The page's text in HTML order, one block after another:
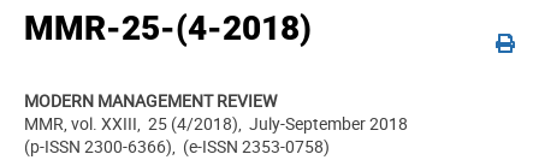
MMR-25-(4-2018)
MODERN MANAGEMENT REVIEW
MMR, vol. XXIII, 25 (4/2018), July-September 2018
(p-ISSN 2300-6366), (e-ISSN 2353-0758)